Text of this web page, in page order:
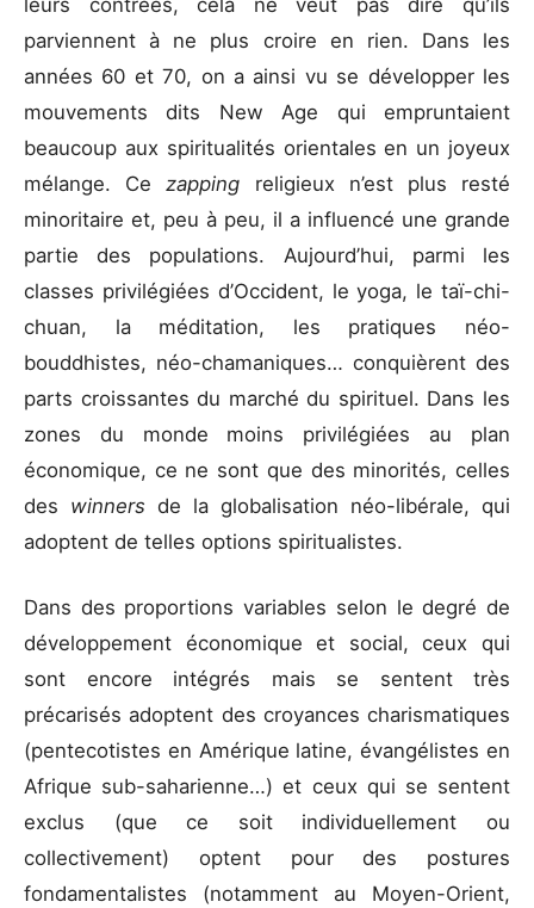
leurs contrées, cela ne veut pas dire qu’ils
parviennent à ne plus croire en rien. Dans les
années 60 et 70, on a ainsi vu se développer les
mouvements dits New Age qui empruntaient
beaucoup aux spiritualités orientales en un joyeux
mélange. Cezapping religieux n’est plus resté
minoritaire et, peu à peu, il a influencé une grande
partie des populations. Aujourd’hui, parmi les
classes privilégiées d’Occident, le yoga, le taï-chi-
chuan, la méditation, les pratiques néo-
bouddhistes, néo-chamaniques… conquièrent des
parts croissantes du marché du spirituel. Dans les
zones du monde moins privilégiées au plan
économique, ce ne sont que des minorités, celles
des winners de la globalisation néo-libérale, qui
adoptent de telles options spiritualistes.
Dans des proportions variables selon le degré de
développement économique et social, ceux qui
sont encore intégrés mais se sentent très
précarisés adoptent des croyances charismatiques
(pentecotistes en Amérique latine, évangélistes en
Afrique sub-saharienne…) et ceux qui se sentent
exclus (que ce soit individuellement ou
collectivement) optent pour des postures
fondamentalistes (notamment au Moyen-Orient,